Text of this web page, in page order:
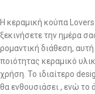
Η κεραμική κούπα Lovers
ξεκινήσετε την ημέρα
ρομαντική διάθεση,
ποιότητας κεραμικό
χρήση. Το ιδιαίτερο
θα ενθουσιάσει , ενώ το